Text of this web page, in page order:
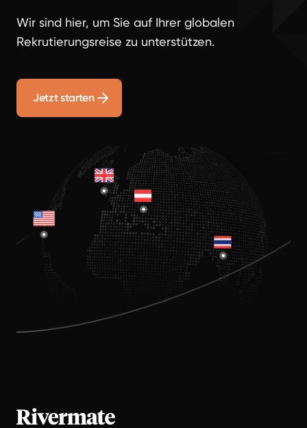
Wir sind hier, um Sie auf Ihrer globalen
Rekrutierungsreise zu unterstützen.
Jetzt starten